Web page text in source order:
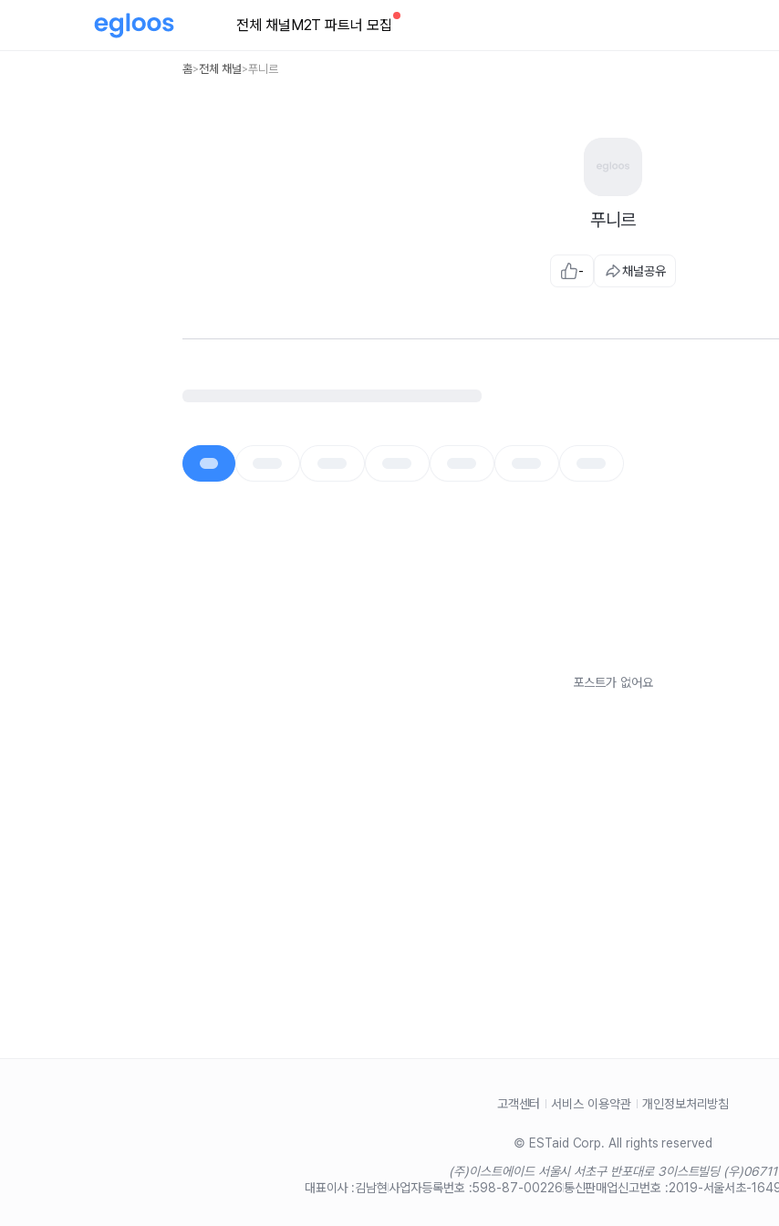
전체 채널M2T 파트너 모집
홈>전체 채널>푸니르
푸니르
- 채널공유
포스트가 없어요
고객센터 서비스 이용약관 개인정보처리방침
© ESTaid Corp. All rights reserved
(주)이스트에이드 서울시 서초구 반포대로 3이스트빌딩 (우)06711
대표이사 :김남현사업자등록번호 :598-87-00226통신판매업신고번호 :2019-서울서초-